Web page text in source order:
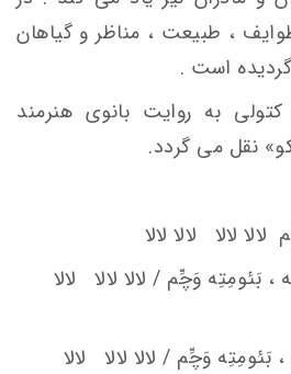
، طبیعت ، مناظر و گیاهان
است .
به روایت بانوی هنرمند
نقل می گردد.
لالا لالا لالا لالا
، بَئومِتِه وَچِّم / لالا لالا لالا
بَئومِتِه وَچِّم / لالا لالا لالا